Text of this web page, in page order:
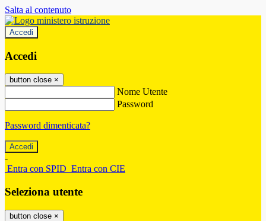
Salta al contenuto
Accedi
Accedi
button close ×
Nome Utente
Password
Password dimenticata?
-
Entra con SPID Entra con CIE
Seleziona utente
button close ×